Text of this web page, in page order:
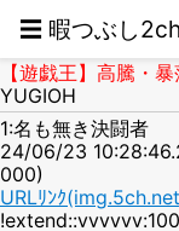
☰ 暇つぶし2ch
【遊戯王】高騰・
YUGIOH
1:名も無き決闘者
24/06/23
000)
URLﾘﾝｸ